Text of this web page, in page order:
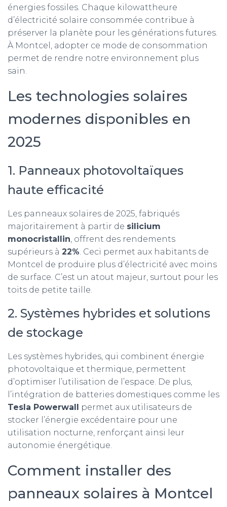
énergies fossiles. Chaque kilowattheure
d’électricité solaire consommée contribue à
préserver la planète pour les générations futures.
À Montcel, adopter ce mode de consommation
permet de rendre notre environnement plus
sain.
Les technologies solaires
modernes disponibles en
2025
1. Panneaux photovoltaïques
haute efficacité
Les panneaux solaires de 2025, fabriqués
majoritairement à partir de silicium
monocristallin, offrent des rendements
supérieurs à 22%. Ceci permet aux habitants de
Montcel de produire plus d’électricité avec moins
de surface. C’est un atout majeur, surtout pour les
toits de petite taille.
2. Systèmes hybrides et solutions
de stockage
Les systèmes hybrides, qui combinent énergie
photovoltaïque et thermique, permettent
d’optimiser l’utilisation de l’espace. De plus,
l’intégration de batteries domestiques comme les
Tesla Powerwall permet aux utilisateurs de
stocker l’énergie excédentaire pour une
utilisation nocturne, renforçant ainsi leur
autonomie énergétique.
Comment installer des
panneaux solaires à Montcel